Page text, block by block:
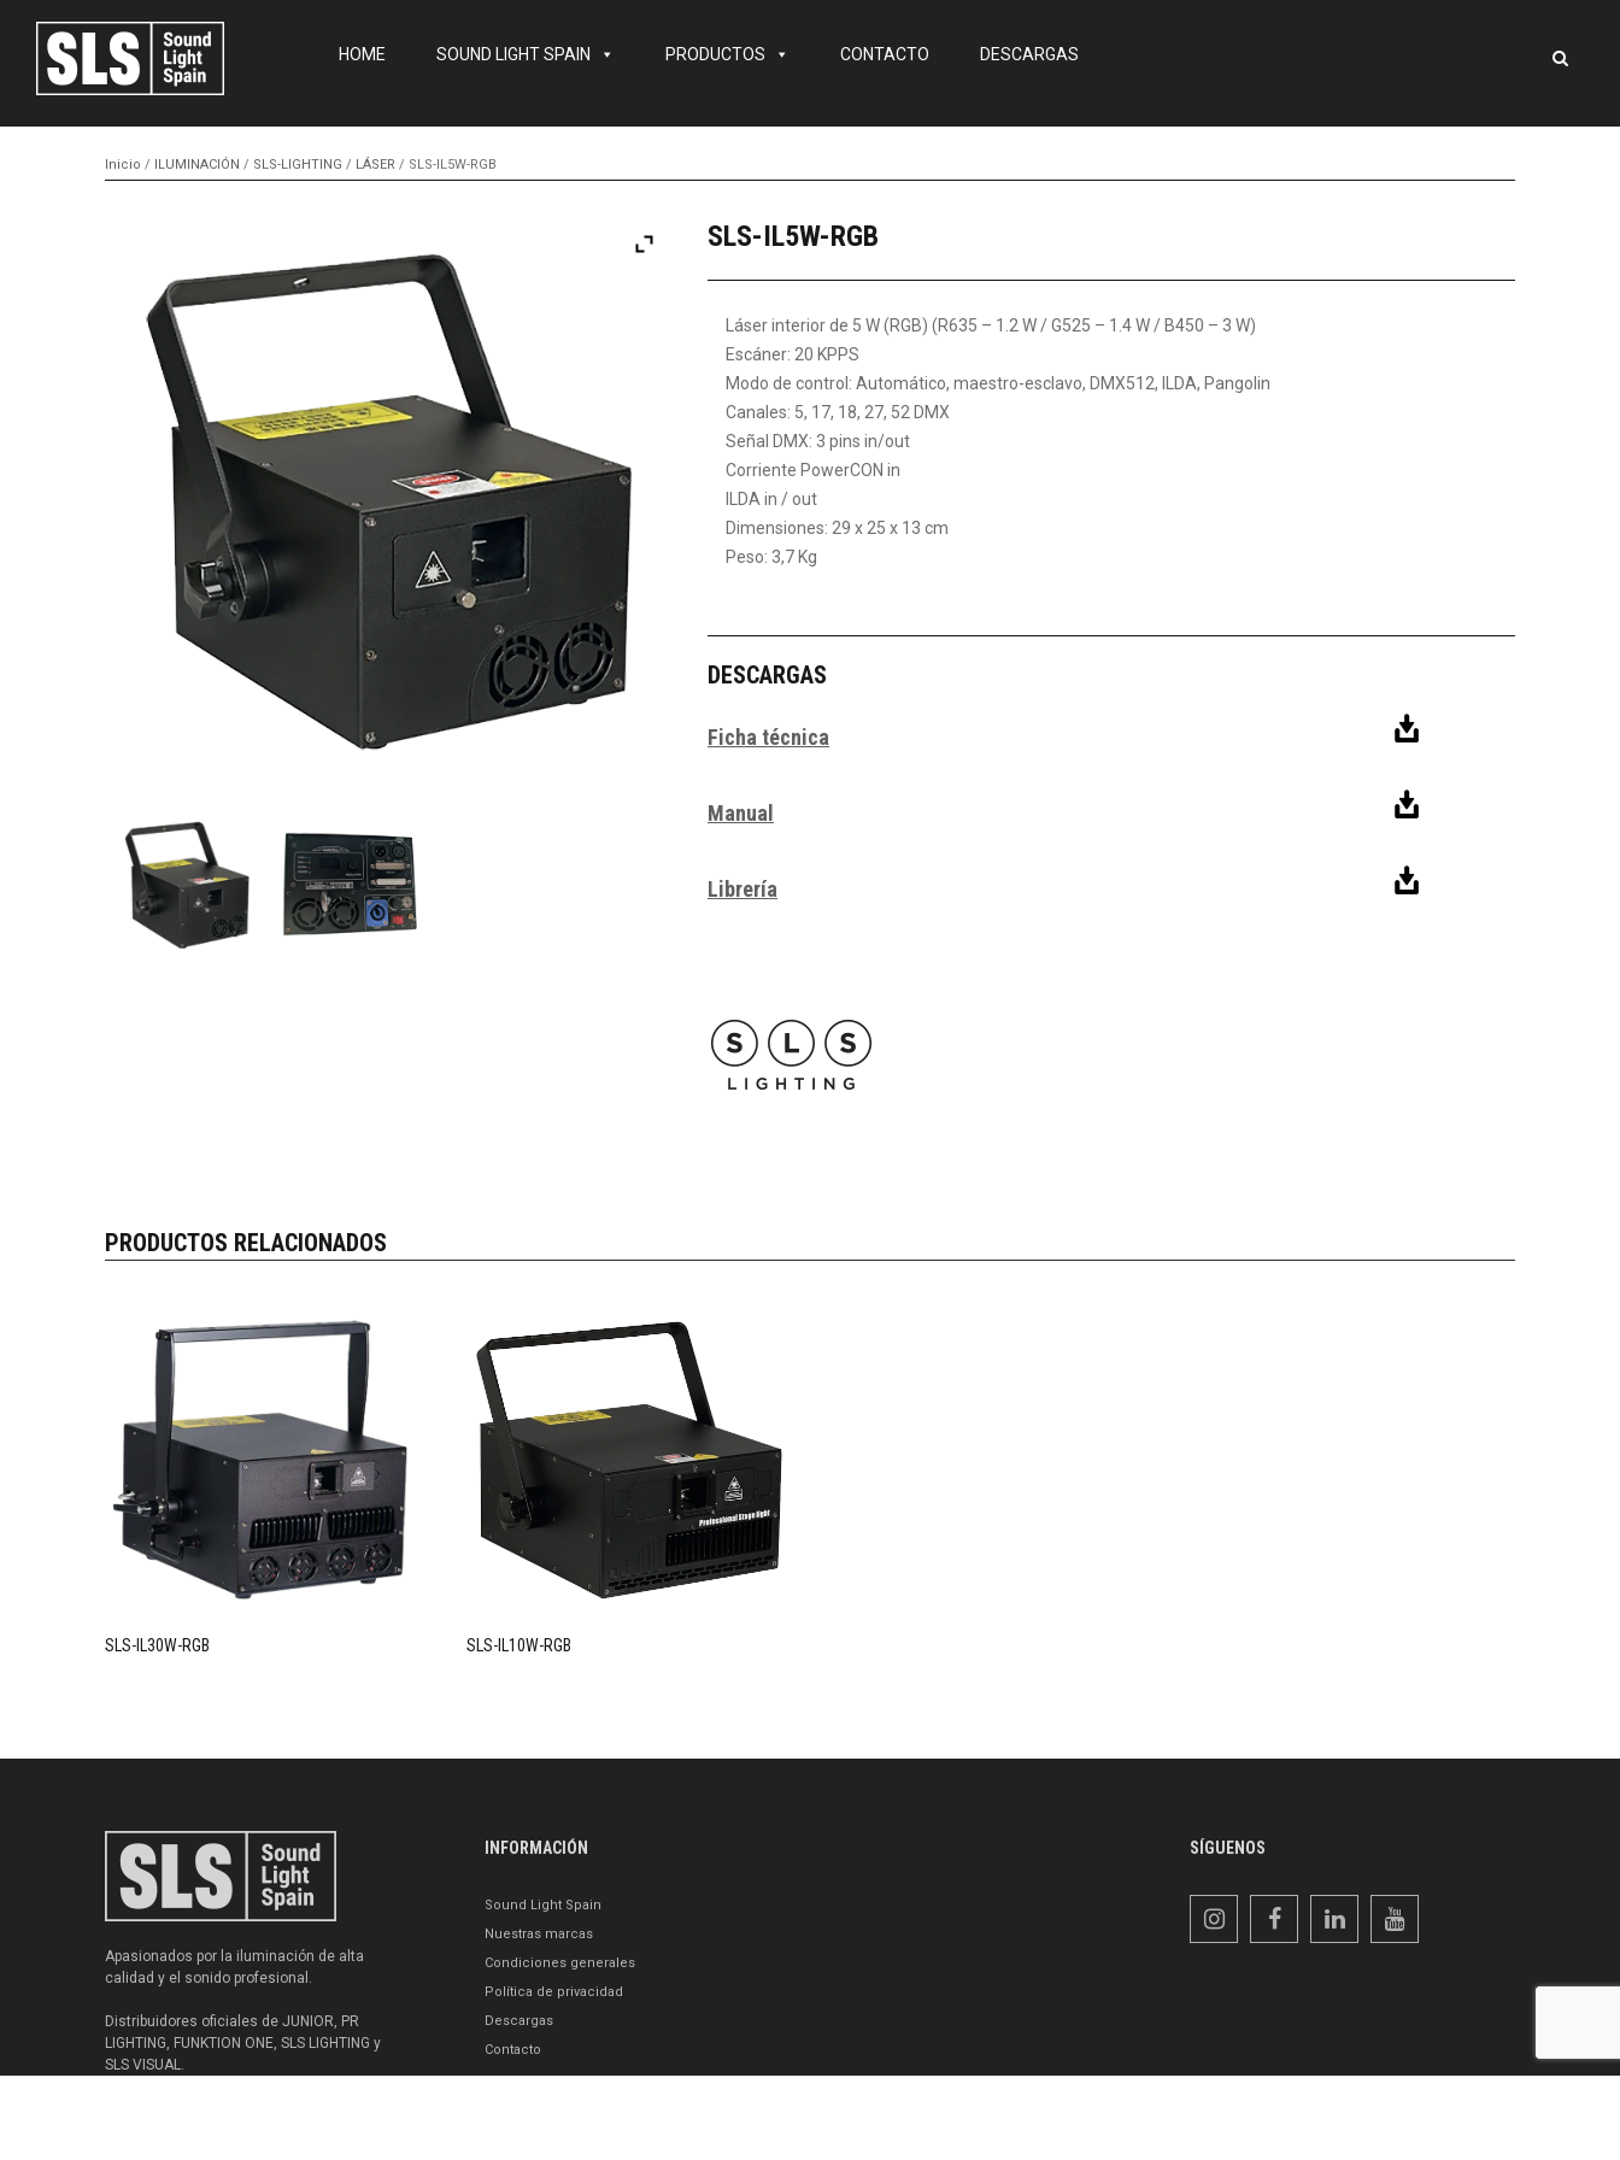
HOME SOUND LIGHT SPAIN PRODUCTOS CONTACTO DESCARGAS
Inicio / ILUMINACIÓN / SLS-LIGHTING / LÁSER / SLS-IL5W-RGB
SLS-IL5W-RGB
Láser interior de 5 W (RGB) (R635 – 1.2 W / G525 – 1.4 W / B450 – 3 W)
Escáner: 20 KPPS
Modo de control: Automático, maestro-esclavo, DMX512, ILDA, Pangolin
Canales: 5, 17, 18, 27, 52 DMX
Señal DMX: 3 pins in/out
Corriente PowerCON in
ILDA in / out
Dimensiones: 29 x 25 x 13 cm
Peso: 3,7 Kg
DESCARGAS
Ficha técnica
Manual
Librería
PRODUCTOS RELACIONADOS
SLS-IL30W-RGB SLS-IL10W-RGB
Apasionados por la iluminación de alta
calidad y el sonido profesional.
Distribuidores oficiales de JUNIOR, PR
LIGHTING, FUNKTION ONE, SLS LIGHTING y
SLS VISUAL.
INFORMACIÓN
Sound Light Spain
Nuestras marcas
Condiciones generales
Política de privacidad
Descargas
Contacto
SÍGUENOS